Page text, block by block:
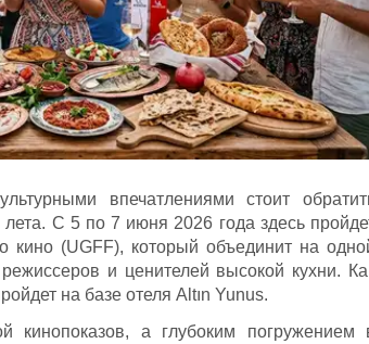
впечатлениями стоит
С 5 по 7 июня 2026 года здесь
кино (UGFF), который объединит на
и ценителей высокой кухни.
на базе отеля Altın Yunus.
кинопоказов, а глубоким погружением